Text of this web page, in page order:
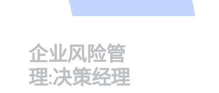
定期结算、全球税务计算、货币兑换等。
定制可满足您业务需求的解决方案。
查看用于实施我们的 API 的功能级别指南。
访问我们的客户支持门户网站，以及阅读实用文章。
销售帮助
详细了解我们的服务如何为您的业务提供帮助。
了解我们如何成为支付和欺诈管理领域的领先者，以及
获取关于业务经营和提升客户满意度的窍门。
与我们合作
您是否热衷于支付技术？来加入我们的团队吧。我们的
团队充满乐趣、具有包容性且不断成长。
企业风险管
理:决策经理